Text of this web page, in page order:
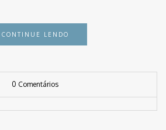
CONTINUE LENDO
0 Comentários